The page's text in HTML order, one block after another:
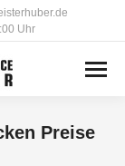
Uhr
Preise